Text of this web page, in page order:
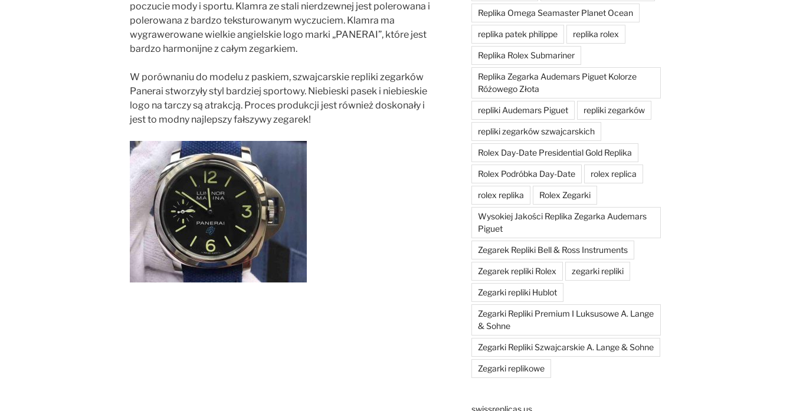
poczucie mody i sportu. Klamra ze stali nierdzewnej jest polerowana i
polerowana z bardzo teksturowanym wyczuciem. Klamra ma
wygrawerowane wielkie angielskie logo marki „PANERAI”, które jest
bardzo harmonijne z całym zegarkiem.
W porównaniu do modelu z paskiem, szwajcarskie repliki zegarków
Panerai stworzyły styl bardziej sportowy. Niebieski pasek i niebieskie
logo na tarczy są atrakcją. Proces produkcji jest również doskonały i
jest to modny najlepszy fałszywy zegarek!
Replika Omega Seamaster Planet Ocean
replika patek philippe replika rolex
Replika Rolex Submariner
Replika Zegarka Audemars Piguet Kolorze
Różowego Złota
repliki Audemars Piguet repliki zegarków
repliki zegarków szwajcarskich
Rolex Day-Date Presidential Gold Replika
Rolex Podróbka Day-Date rolex replica
rolex replika Rolex Zegarki
Wysokiej Jakości Replika Zegarka Audemars
Piguet
Zegarek Repliki Bell & Ross Instruments
Zegarek repliki Rolex zegarki repliki
Zegarki repliki Hublot
Zegarki Repliki Premium I Luksusowe A. Lange
& Sohne
Zegarki Repliki Szwajcarskie A. Lange & Sohne
Zegarki replikowe
swissreplicas.us